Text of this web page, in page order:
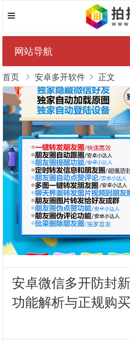
网站导航
首页 安卓多开软件 正文
安卓微信多开防封
功能解析与正规购